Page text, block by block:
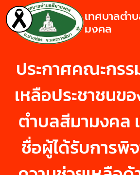
เทศบาลตำ
มงคล
ประกาศคณะกรร
เหลือประชาชนข
ตำบลสีมามงคล
ชื่อผู้ได้รับการพิ